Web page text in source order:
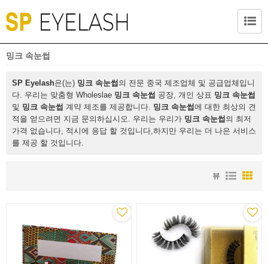
밍크 속눈썹
SP Eyelash은(는) 밍크 속눈썹 의 전문 중국 제조업체 및 공급업체입니
다. 우리는 맞춤형 Wholeslae 밍크 속눈썹 공장, 개인 상표 밍크 속눈썹
및 밍크 속눈썹 계약 제조를 제공합니다. 밍크 속눈썹 에 대한 최상의 견
적을 얻으려면 지금 문의하십시오. 우리는 우리가 밍크 속눈썹 의 최저
가격 없습니다, 적시에 응답 할 것입니다,하지만 우리는 더 나은 서비스
를 제공 할 것입니다.
뷰